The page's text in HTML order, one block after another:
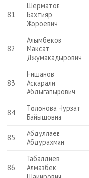
81
Шерматов
Бахтияр
Жороевич
82
Алымбеков
Максат
Джумакадырович
83
Нишанов
Аскарали
Абдыгапырович
84
Төлөнова Нурзат
Байышовна
85
Абдуллаев
Абдурахман
86
Табалдиев
Алмазбек